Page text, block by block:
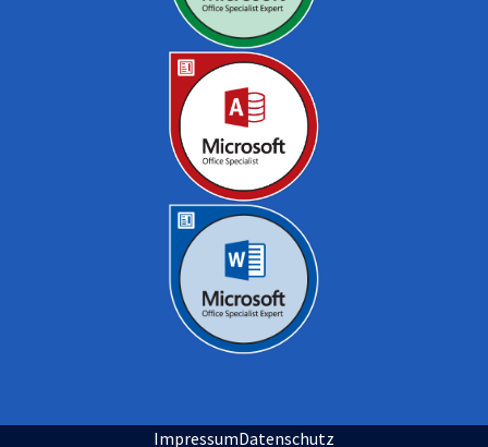
ImpressumDatenschutz